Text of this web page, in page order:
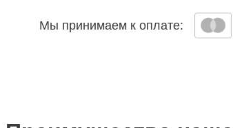
Мы принимаем к оплате: